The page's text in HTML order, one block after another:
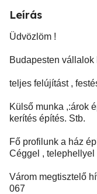
Leírás
Üdvözlöm !
Budapesten vállalok
teljes felújítást ,
Külső munka ,:árok
kerítés építés. Stb.
Fő profilunk a ház
Céggel ,
Várom megtisztelő
067